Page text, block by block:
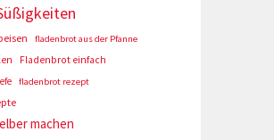
fladenbrot aus der Pfanne
Fladenbrot einfach
fladenbrot rezept
machen